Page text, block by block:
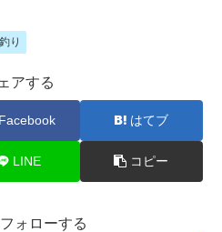
り
アする
Facebook はてブ
LINE コピー
ォローする